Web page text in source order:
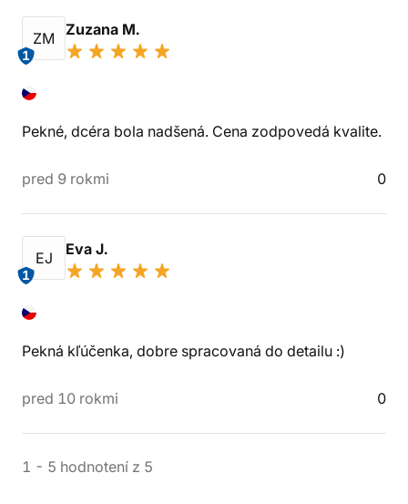
ZM
1
Zuzana M.
Pekné, dcéra bola nadšená. Cena zodpovedá kvalite.
pred 9 rokmi 0
EJ
1
Eva J.
Pekná kľúčenka, dobre spracovaná do detailu :)
pred 10 rokmi 0
1 - 5 hodnotení z 5